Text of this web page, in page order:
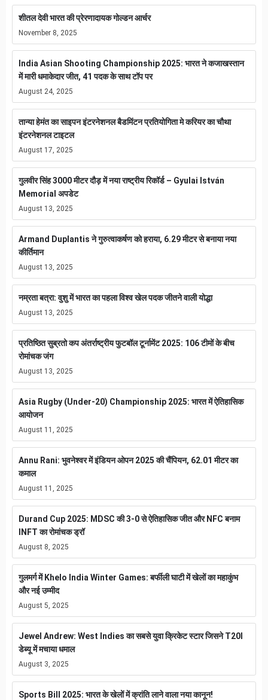
शीतल देवी भारत की प्रेरणादायक गोल्डन आर्चर
November 8, 2025
India Asian Shooting Championship 2025: भारत ने कजाखस्तान
में मारी धमाकेदार जीत, 41 पदक के साथ टॉप पर
August 24, 2025
तान्या हेमंत का साइपन इंटरनेशनल बैडमिंटन प्रतियोगिता मे करियर का चौथा
इंटरनेशनल टाइटल
August 17, 2025
गुलवीर सिंह 3000 मीटर दौड़ में नया राष्ट्रीय रिकॉर्ड – Gyulai István
Memorial अपडेट
August 13, 2025
Armand Duplantis ने गुरुत्वाकर्षण को हराया, 6.29 मीटर से बनाया नया
कीर्तिमान
August 13, 2025
नम्रता बत्रा: वुशु में भारत का पहला विश्व खेल पदक जीतने वाली योद्धा
August 13, 2025
प्रतिष्ठित सुब्रतो कप अंतर्राष्ट्रीय फुटबॉल टूर्नामेंट 2025: 106 टीमों के बीच
रोमांचक जंग
August 13, 2025
Asia Rugby (Under-20) Championship 2025: भारत में ऐतिहासिक
आयोजन
August 11, 2025
Annu Rani: भुवनेश्वर में इंडियन ओपन 2025 की चैंपियन, 62.01 मीटर का
कमाल
August 11, 2025
Durand Cup 2025: MDSC की 3-0 से ऐतिहासिक जीत और NFC बनाम
INFT का रोमांचक ड्रॉ
August 8, 2025
गुलमर्ग में Khelo India Winter Games: बर्फीली घाटी में खेलों का महाकुंभ
और नई उम्मीद
August 5, 2025
Jewel Andrew: West Indies का सबसे युवा क्रिकेट स्टार जिसने T20I
डेब्यू में मचाया धमाल
August 3, 2025
Sports Bill 2025: भारत के खेलों में क्रांति लाने वाला नया कानून!